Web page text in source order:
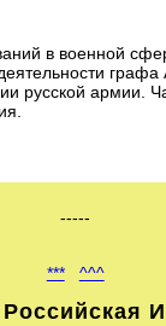
в военной
русской армии.
-----
*** ^^^